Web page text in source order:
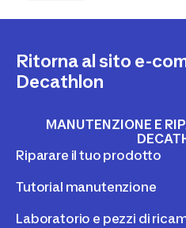
Ritorna al sito e-
Decathlon
MANUTENZIONE E
Riparare il tuo prodotto
Tutorial manutenzione
Laboratorio e pezzi di